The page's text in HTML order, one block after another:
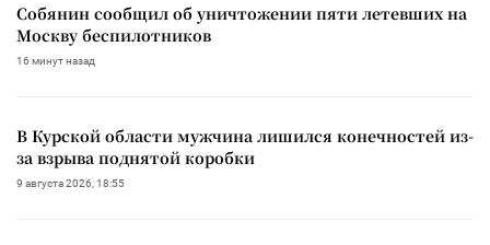
Собянин сообщил об уничтожении пяти летевших на
Москву беспилотников
16 минут назад
В Курской области мужчина лишился конечностей из-
за взрыва поднятой коробки
9 августа 2026, 18:55